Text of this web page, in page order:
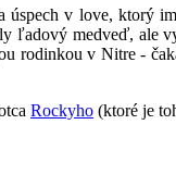
v love, ktorý
ľadový medveď, ale
rodinkou v Nitre -
Rockyho (ktoré je